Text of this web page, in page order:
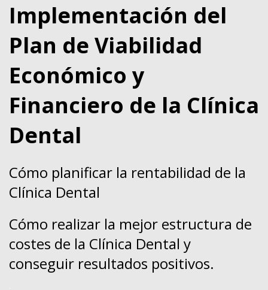
Implementación del
Plan de Viabilidad
Económico y
Financiero de la Clínica
Dental
Cómo planificar la rentabilidad de la
Clínica Dental
Cómo realizar la mejor estructura de
costes de la Clínica Dental y
conseguir resultados positivos.